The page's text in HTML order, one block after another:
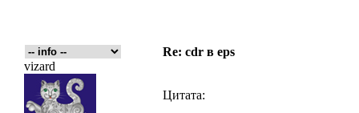
Re: cdr в eps
vizard
Цитата: